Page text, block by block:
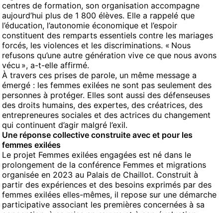
centres de formation, son organisation accompagne
aujourd’hui plus de 1 800 élèves. Elle a rappelé que
l’éducation, l’autonomie économique et l’espoir
constituent des remparts essentiels contre les mariages
forcés, les violences et les discriminations. « Nous
refusons qu’une autre génération vive ce que nous avons
vécu », a-t-elle affirmé.
À travers ces prises de parole, un même message a
émergé : les femmes exilées ne sont pas seulement des
personnes à protéger. Elles sont aussi des défenseuses
des droits humains, des expertes, des créatrices, des
entrepreneures sociales et des actrices du changement
qui continuent d’agir malgré l’exil.
Une réponse collective construite avec et pour les
femmes exilées
Le projet Femmes exilées engagées est né dans le
prolongement de la conférence Femmes et migrations
organisée en 2023 au Palais de Chaillot. Construit à
partir des expériences et des besoins exprimés par des
femmes exilées elles-mêmes, il repose sur une démarche
participative associant les premières concernées à sa